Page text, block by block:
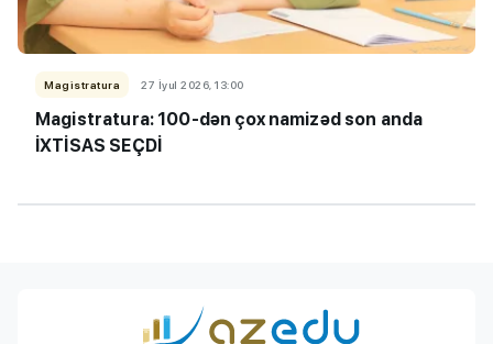
Magistratura 27 İyul 2026, 13:00
Magistratura: 100-dən çox namizəd son anda
İXTİSAS SEÇDİ